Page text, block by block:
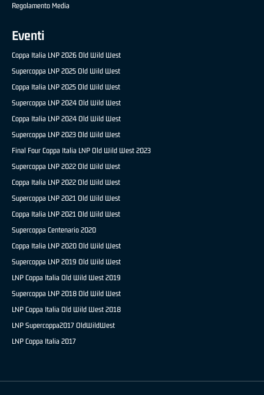
Regolamento Media
Eventi
Coppa Italia LNP 2026 Old Wild West
Supercoppa LNP 2025 Old Wild West
Coppa Italia LNP 2025 Old Wild West
Supercoppa LNP 2024 Old Wild West
Coppa Italia LNP 2024 Old Wild West
Supercoppa LNP 2023 Old Wild West
Final Four Coppa Italia LNP Old Wild West 2023
Supercoppa LNP 2022 Old Wild West
Coppa Italia LNP 2022 Old Wild West
Supercoppa LNP 2021 Old Wild West
Coppa Italia LNP 2021 Old Wild West
Supercoppa Centenario 2020
Coppa Italia LNP 2020 Old Wild West
Supercoppa LNP 2019 Old Wild West
LNP Coppa Italia Old Wild West 2019
Supercoppa LNP 2018 Old Wild West
LNP Coppa Italia Old Wild West 2018
LNP Supercoppa2017 OldWildWest
LNP Coppa Italia 2017